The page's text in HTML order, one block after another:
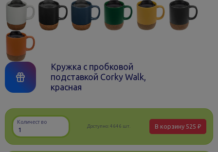
Кружка с пробковой
подставкой Corky Walk,
красная
Количество
Доступно:4646 шт. В корзину 525 ₽